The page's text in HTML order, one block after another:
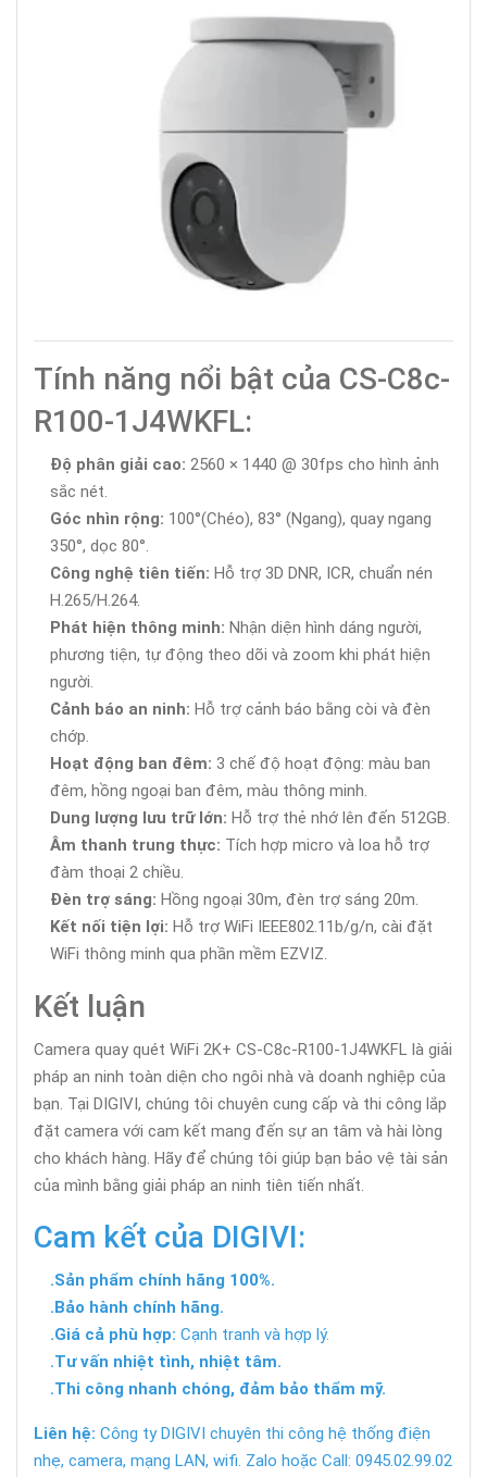
Tính năng nổi bật của CS-C8c-
R100-1J4WKFL:
Độ phân giải cao: 2560 × 1440 @ 30fps cho hình ảnh
sắc nét.
Góc nhìn rộng: 100°(Chéo), 83° (Ngang), quay ngang
350°, dọc 80°.
Công nghệ tiên tiến: Hỗ trợ 3D DNR, ICR, chuẩn nén
H.265/H.264.
Phát hiện thông minh: Nhận diện hình dáng người,
phương tiện, tự động theo dõi và zoom khi phát hiện
người.
Cảnh báo an ninh: Hỗ trợ cảnh báo bằng còi và đèn
chớp.
Hoạt động ban đêm: 3 chế độ hoạt động: màu ban
đêm, hồng ngoại ban đêm, màu thông minh.
Dung lượng lưu trữ lớn: Hỗ trợ thẻ nhớ lên đến 512GB.
Âm thanh trung thực: Tích hợp micro và loa hỗ trợ
đàm thoại 2 chiều.
Đèn trợ sáng: Hồng ngoại 30m, đèn trợ sáng 20m.
Kết nối tiện lợi: Hỗ trợ WiFi IEEE802.11b/g/n, cài đặt
WiFi thông minh qua phần mềm EZVIZ.
Kết luận
Camera quay quét WiFi 2K+ CS-C8c-R100-1J4WKFL là giải
pháp an ninh toàn diện cho ngôi nhà và doanh nghiệp của
bạn. Tại DIGIVI, chúng tôi chuyên cung cấp và thi công lắp
đặt camera với cam kết mang đến sự an tâm và hài lòng
cho khách hàng. Hãy để chúng tôi giúp bạn bảo vệ tài sản
của mình bằng giải pháp an ninh tiên tiến nhất.
Cam kết của DIGIVI:
.Sản phẩm chính hãng 100%.
.Bảo hành chính hãng.
.Giá cả phù hợp: Cạnh tranh và hợp lý.
.Tư vấn nhiệt tình, nhiệt tâm.
.Thi công nhanh chóng, đảm bảo thẩm mỹ.
Liên hệ: Công ty DIGIVI chuyên thi công hệ thống điện
nhẹ, camera, mạng LAN, wifi. Zalo hoặc Call: 0945.02.99.02